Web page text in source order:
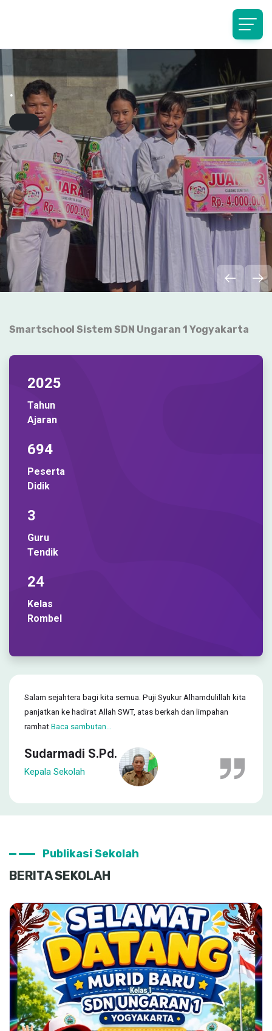
Smartschool Sistem SDN Ungaran 1 Yogyakarta
2025
Tahun
Ajaran
694
Peserta
Didik
3
Guru
Tendik
24
Kelas
Rombel
Salam sejahtera bagi kita semua. Puji Syukur Alhamdulillah kita
panjatkan ke hadirat Allah SWT, atas berkah dan limpahan
ramhat Baca sambutan...
Sudarmadi S.Pd.
Kepala Sekolah
Publikasi Sekolah
BERITA SEKOLAH